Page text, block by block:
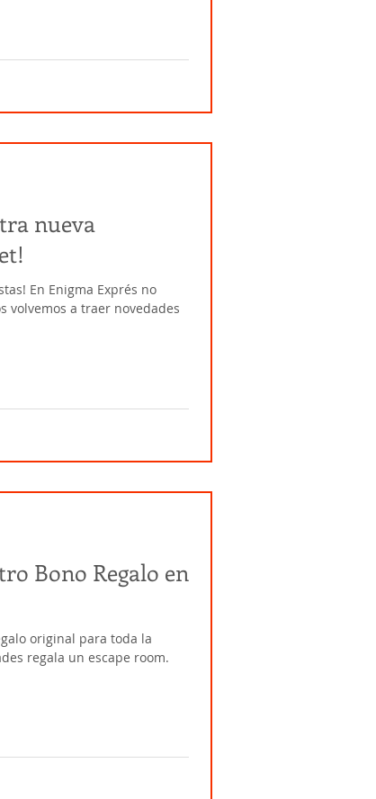
nueva
En Enigma Exprés no
volvemos a traer novedades
Bono Regalo en
original para toda la
regala un escape room.